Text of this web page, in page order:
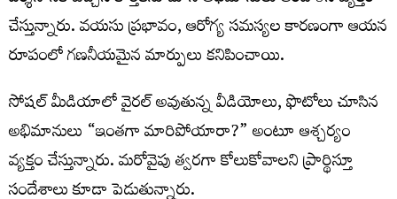
చేస్తున్నారు. వయసు ప్రభావం, ఆరోగ్య సమస్యల కారణంగా ఆయన
రూపంలో గణనీయమైన మార్పులు కనిపించాయి.
సోషల్ మీడియాలో వైరల్ అవుతున్న వీడియోలు, ఫొటోలు చూసిన
అభిమానులు “ఇంతగా మారిపోయారా?” అంటూ ఆశ్చర్యం
వ్యక్తం చేస్తున్నారు. మరోవైపు త్వరగా కోలుకోవాలని ప్రార్థిస్తూ